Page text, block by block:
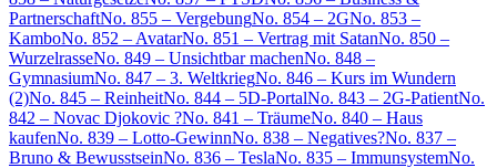
PartnerschaftNo. 855 – VergebungNo. 854 – 2GNo. 853 –
KamboNo. 852 – AvatarNo. 851 – Vertrag mit SatanNo. 850 –
WurzelrasseNo. 849 – Unsichtbar machenNo. 848 –
GymnasiumNo. 847 – 3. WeltkriegNo. 846 – Kurs im Wundern
(2)No. 845 – ReinheitNo. 844 – 5D-PortalNo. 843 – 2G-PatientNo.
842 – Novac Djokovic ?No. 841 – TräumeNo. 840 – Haus
kaufenNo. 839 – Lotto-GewinnNo. 838 – Negatives?No. 837 –
Bruno & BewusstseinNo. 836 – TeslaNo. 835 – ImmunsystemNo.